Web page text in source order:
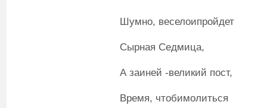
Шумно, веселоипройдет
Сырная Седмица,
А заиней -великий пост,
Время, чтобимолиться